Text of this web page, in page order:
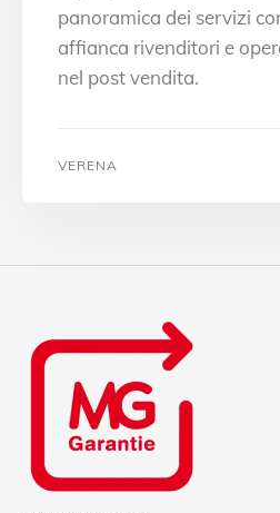
panoramica dei servizi
affianca rivenditori e
nel post vendita.
VERENA